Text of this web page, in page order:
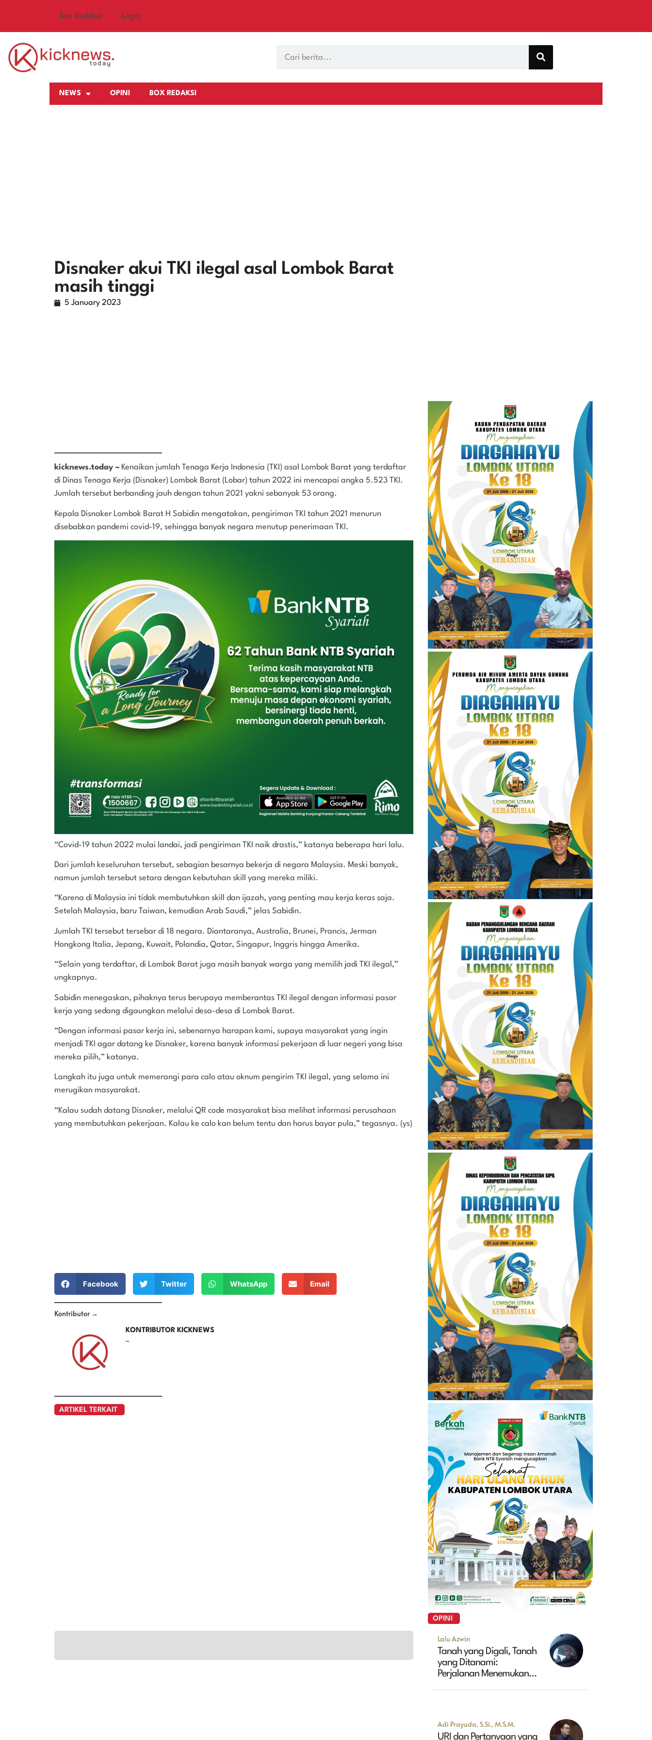
Box Redaksi Login
NEWS OPINI BOX REDAKSI
Disnaker akui TKI ilegal asal Lombok Barat
masih tinggi
5 January 2023
kicknews.today – Kenaikan jumlah Tenaga Kerja Indonesia (TKI) asal Lombok Barat yang terdaftar
di Dinas Tenaga Kerja (Disnaker) Lombok Barat (Lobar) tahun 2022 ini mencapai angka 5.523 TKI.
Jumlah tersebut berbanding jauh dengan tahun 2021 yakni sebanyak 53 orang.
Kepala Disnaker Lombok Barat H Sabidin mengatakan, pengiriman TKI tahun 2021 menurun
disebabkan pandemi covid-19, sehingga banyak negara menutup penerimaan TKI.
“Covid-19 tahun 2022 mulai landai, jadi pengiriman TKI naik drastis,” katanya beberapa hari lalu.
Dari jumlah keseluruhan tersebut, sebagian besarnya bekerja di negara Malaysia. Meski banyak,
namun jumlah tersebut setara dengan kebutuhan skill yang mereka miliki.
“Karena di Malaysia ini tidak membutuhkan skill dan ijazah, yang penting mau kerja keras saja.
Setelah Malaysia, baru Taiwan, kemudian Arab Saudi,” jelas Sabidin.
Jumlah TKI tersebut tersebar di 18 negara. Diantaranya, Australia, Brunei, Prancis, Jerman
Hongkong Italia, Jepang, Kuwait, Polandia, Qatar, Singapur, Inggris hingga Amerika.
“Selain yang terdaftar, di Lombok Barat juga masih banyak warga yang memilih jadi TKI ilegal,”
ungkapnya.
Sabidin menegaskan, pihaknya terus berupaya memberantas TKI ilegal dengan informasi pasar
kerja yang sedang digaungkan melalui desa-desa di Lombok Barat.
“Dengan informasi pasar kerja ini, sebenarnya harapan kami, supaya masyarakat yang ingin
menjadi TKI agar datang ke Disnaker, karena banyak informasi pekerjaan di luar negeri yang bisa
mereka pilih,” katanya.
Langkah itu juga untuk memerangi para calo atau oknum pengirim TKI ilegal, yang selama ini
merugikan masyarakat.
“Kalau sudah datang Disnaker, melalui QR code masyarakat bisa melihat informasi perusahaan
yang membutuhkan pekerjaan. Kalau ke calo kan belum tentu dan harus bayar pula,” tegasnya. (ys)
Facebook Twitter WhatsApp Email
Kontributor →
KONTRIBUTOR KICKNEWS
–
ARTIKEL TERKAIT
OPINI
Lalu Azwin
Tanah yang Digali, Tanah
yang Ditanami:
Perjalanan Menemukan
Adi Prayuda, S.Si., M.S.M.
URI dan Pertanyaan yang